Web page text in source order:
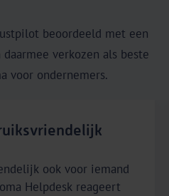
beoordeeld met een
verkozen als beste
voor ondernemers.
ook voor iemand
Helpdesk reageert